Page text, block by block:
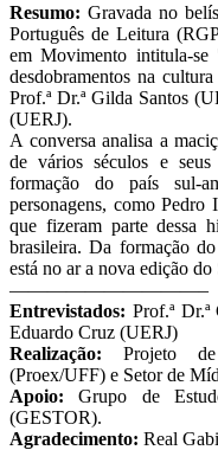
Resumo: Gravada no
Português de Leitura
em Movimento intitula-se
desdobramentos na
Prof.ª Dr.ª Gilda Santos
(UERJ).
A conversa analisa a
de vários séculos e
formação do país sul-
personagens, como
que fizeram parte dessa
brasileira. Da formação
está no ar a nova edição
——————————–
Entrevistados: Prof.ª
Eduardo Cruz (UERJ)
Realização: Projeto de
(Proex/UFF) e Setor de
Apoio: Grupo de
(GESTOR).
Agradecimento: Real